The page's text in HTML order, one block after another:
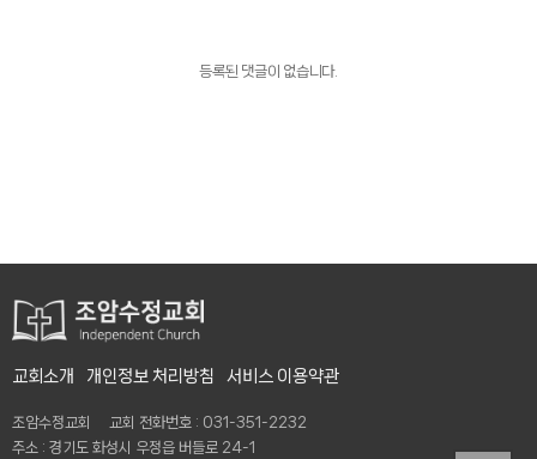
등록된 댓글이 없습니다.
교회소개 개인정보 처리방침 서비스 이용약관
조암수정교회 교회 전화번호 : 031-351-2232
주소 : 경기도 화성시 우정읍 버들로 24-1